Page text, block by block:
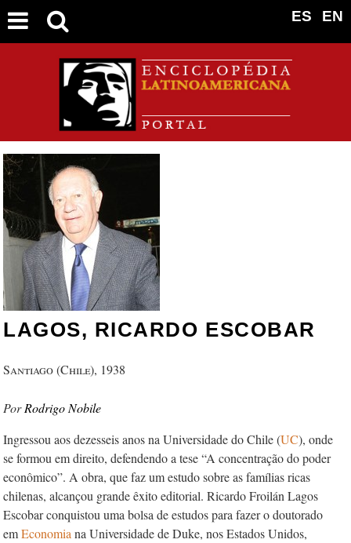
EN
ES
LAGOS, RICARDO ESCOBAR
Santiago (Chile), 1938
Rodrigo Nobile
Ingressou aos dezesseis anos na Universidade do Chile (UC), onde
se formou em direito, defendendo a tese “A concentração do poder
econômico”. A obra, que faz um estudo sobre as famílias ricas
chilenas, alcançou grande êxito editorial. Ricardo Froilán Lagos
Escobar conquistou uma bolsa de estudos para fazer o doutorado
emEconomia na Universidade de Duke, nos Estados Unidos,